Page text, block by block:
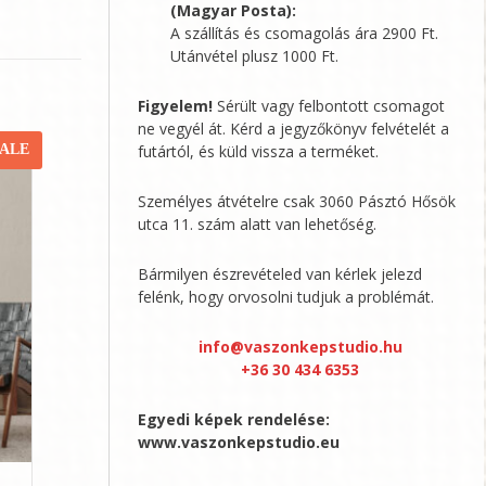
(Magyar Posta):
A szállítás és csomagolás ára 2900 Ft.
Utánvétel plusz 1000 Ft.
Figyelem! Sérült vagy felbontott csomagot
ne vegyél át. Kérd a jegyzőkönyv felvételét a
futártól, és küld vissza a terméket.
Személyes átvételre csak 3060 Pásztó Hősök
utca 11. szám alatt van lehetőség.
Bármilyen észrevételed van kérlek jelezd
felénk, hogy orvosolni tudjuk a problémát.
info@vaszonkepstudio.hu
+36 30 434 6353
Egyedi képek rendelése:
www.vaszonkepstudio.eu